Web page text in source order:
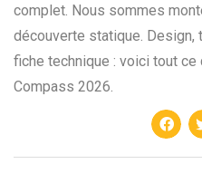
complet. Nous sommes
découverte statique. Design,
fiche technique : voici tout ce
Compass 2026.